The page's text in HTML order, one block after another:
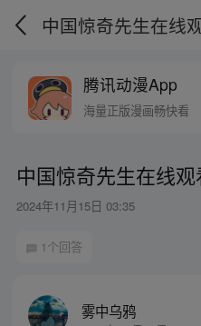
腾讯动漫App
海量正版漫画畅快看
中国惊奇先生在线
2024年11月15日 03:35
1个回答
雾中乌鸦